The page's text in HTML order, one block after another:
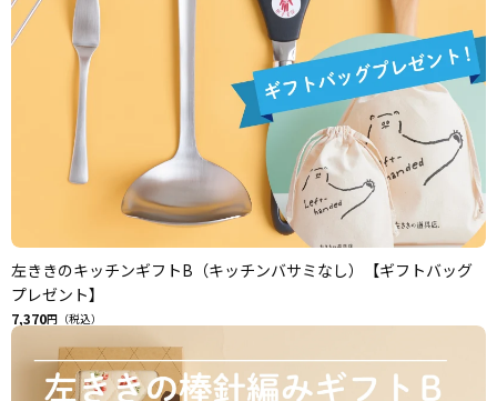
左ききのキッチンギフトB（キッチンバサミなし）【ギフトバッグ
プレゼント】
7,370円（税込）